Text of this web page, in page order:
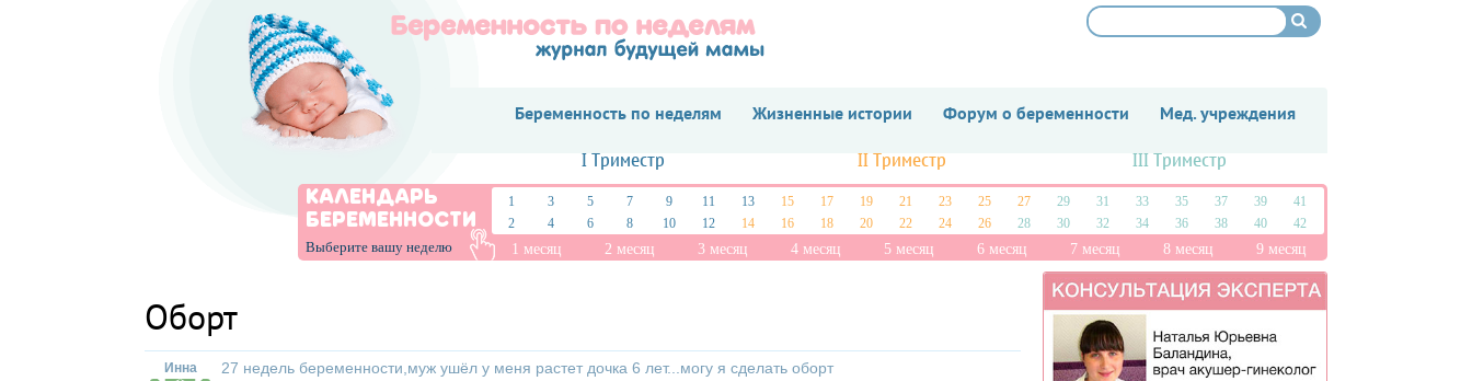
Беременность по неделям Жизненные истории Форум о беременности Мед. учреждения
I Триместр II Триместр III Триместр
КАЛЕНДАРЬ
БЕРЕМЕННОСТИ
Выберите вашу неделю
1 3 5 7 9 11 13 15 17 19 21 23 25 27 29 31 33 35 37 39
41
2
4 6 8 10 12 14 16 18 20 22 24 26 28 30 32 34 36 38 40 42
1 месяц 2 месяц 3 месяц 4 месяц 5 месяц 6 месяц 7 месяц 8 месяц 9 месяц
Оборт
Инна 27 недель беременности,муж ушёл у меня растет дочка 6 лет...могу я сделать оборт